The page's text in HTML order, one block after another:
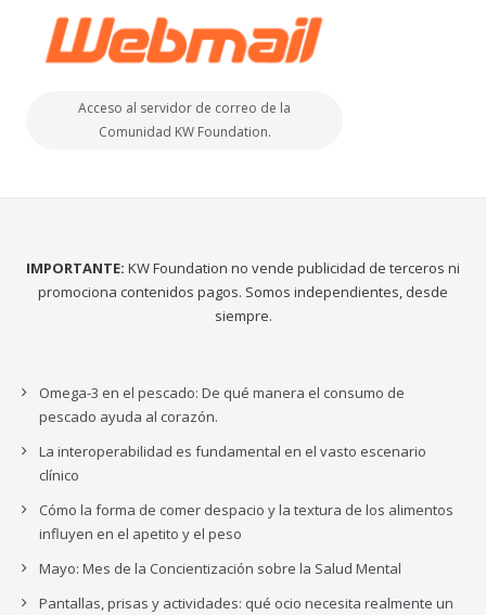
Acceso al servidor de correo de la
Comunidad KW Foundation.
IMPORTANTE: KW Foundation no vende publicidad de terceros ni
promociona contenidos pagos. Somos independientes, desde
siempre.
Omega-3 en el pescado: De qué manera el consumo de
pescado ayuda al corazón.
La interoperabilidad es fundamental en el vasto escenario
clínico
Cómo la forma de comer despacio y la textura de los alimentos
influyen en el apetito y el peso
Mayo: Mes de la Concientización sobre la Salud Mental
Pantallas, prisas y actividades: qué ocio necesita realmente un